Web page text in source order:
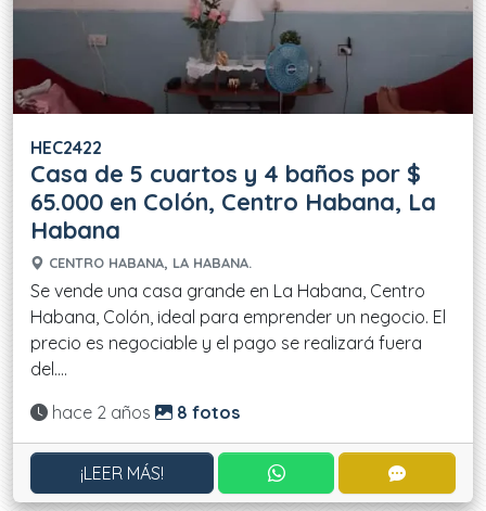
HEC2422
Casa de 5 cuartos y 4 baños por $
65.000 en Colón, Centro Habana, La
Habana
CENTRO HABANA, LA HABANA.
Se vende una casa grande en La Habana, Centro
Habana, Colón, ideal para emprender un negocio. El
precio es negociable y el pago se realizará fuera
del....
Actualizado:
hace 2 años 8 fotos
¡LEER MÁS! CONTACTAR POR